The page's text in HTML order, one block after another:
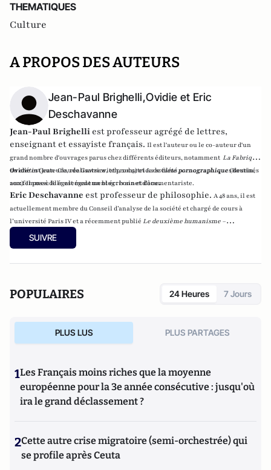
THEMATIQUES
Culture
A PROPOS DES AUTEURS
Jean-Paul Brighelli,Ovidie et Eric
Deschavanne
Jean-Paul Brighelli est professeur agrégé de lettres,
enseignant et essayiste français. Il est l'auteur ou le co-auteur d'un
grand nombre d'ouvrages parus chez différents éditeurs, notamment La Fabrique
du crétin(Jean-Claude Gawsewitch, 2005) etLa société pornographique(Bourin,
2012).Il possède également un blog :bonnet d'âne.
Ovidieest auteure, réalisatrice, et productrice de films pornographiques destinés
aux femmes. Elle est également écrivain et documentariste.
Eric Deschavanne est professeur de philosophie. A 48 ans, il est
actuellement membre du Conseil d’analyse de la société et chargé de cours à
l’université Paris IV et a récemment publié Le deuxième humanisme –
Introduction à la pensée de Luc Ferry
avec Pierre-Henri Tavoillot, de
SUIVRE
POPULAIRES 24 Heures 7 Jours
PLUS LUS PLUS PARTAGES
1Les Français moins riches que la moyenne
européenne pour la 3e année consécutive : jusqu'où
ira le grand déclassement ?
2Cette autre crise migratoire (semi-orchestrée) qui
se profile après Ceuta